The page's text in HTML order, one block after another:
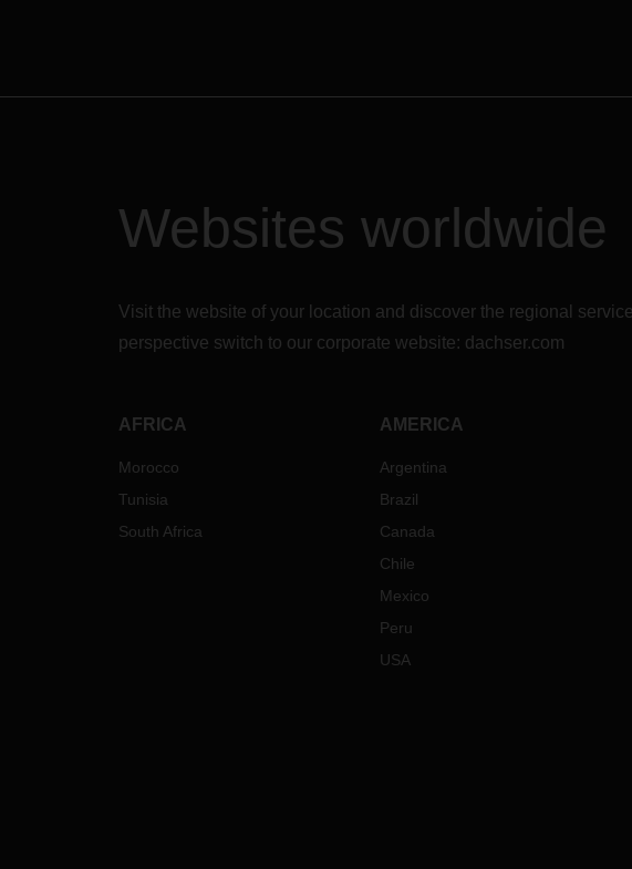
Websites worldwide
Visit the website of your location and discover the regional
perspective switch to our corporate website: dachser.com
AFRICA
Morocco
Tunisia
South Africa
AMERICA
Argentina
Brazil
Canada
Chile
Mexico
Peru
USA